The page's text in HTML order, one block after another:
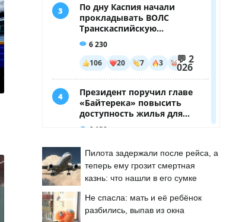
Пилота задержали после рейса, а
теперь ему грозит смертная
казнь: что нашли в его сумке
Не спасла: мать и её ребёнок
разбились, выпав из окна